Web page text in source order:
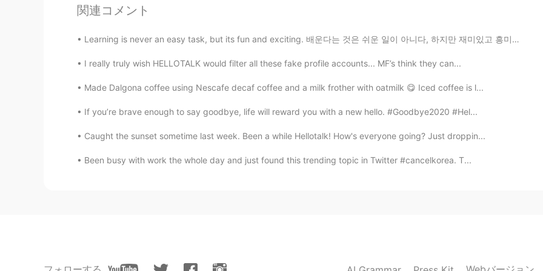
Ulises MZ
PT
¡Feliz año nuevo!
EN ES
@rm same to you!😀
rm 2021.01.01 13:33
関連コメント
Learning is never an easy task, but its fun and exciting. 배운다는 것은 쉬운 일이 아니다, 하지만 재미있고 흥미진진해요. ☺️
I really truly wish HELLOTALK would filter all these fake profile accounts... MF’s think they can...
Made Dalgona coffee using Nescafe decaf coffee and a milk frother with oatmilk 😋 Iced coffee is l...
If you’re brave enough to say goodbye, life will reward you with a new hello. #Goodbye2020 #Hel...
Caught the sunset sometime last week. Been a while Hellotalk! How's everyone going? Just droppin...
Been busy with work the whole day and just found this trending topic in Twitter #cancelkorea. T...